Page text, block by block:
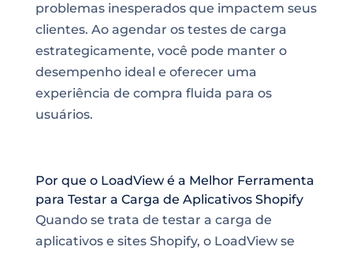
problemas inesperados que impactem seus
clientes. Ao agendar os testes de carga
estrategicamente, você pode manter o
desempenho ideal e oferecer uma
experiência de compra fluida para os
usuários.
Por que o LoadView é a Melhor Ferramenta
para Testar a Carga de Aplicativos Shopify
Quando se trata de testar a carga de
aplicativos e sites Shopify, o LoadView se